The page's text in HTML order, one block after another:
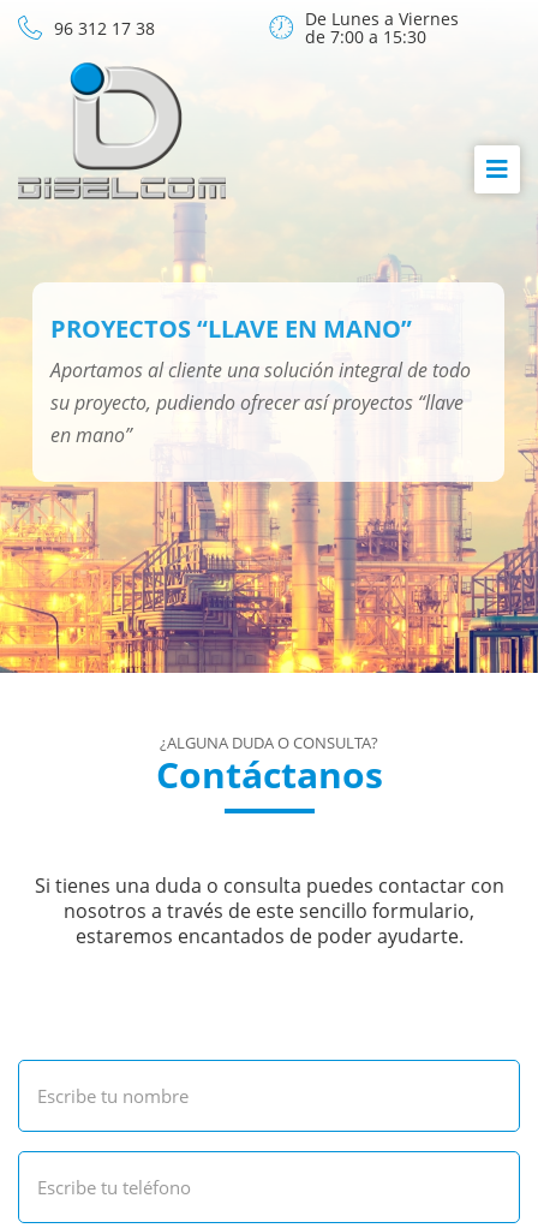
96 312 17 38 De Lunes a Viernes
de 7:00 a 15:30
PROYECTOS “LLAVE EN MANO”
Aportamos al cliente una solución integral de todo
su proyecto, pudiendo ofrecer así proyectos “llave
en mano”
¿ALGUNA DUDA O CONSULTA?
Contáctanos
Si tienes una duda o consulta puedes contactar con
nosotros a través de este sencillo formulario,
estaremos encantados de poder ayudarte.